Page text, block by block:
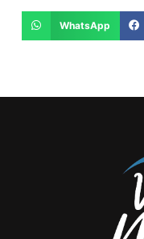
WhatsApp